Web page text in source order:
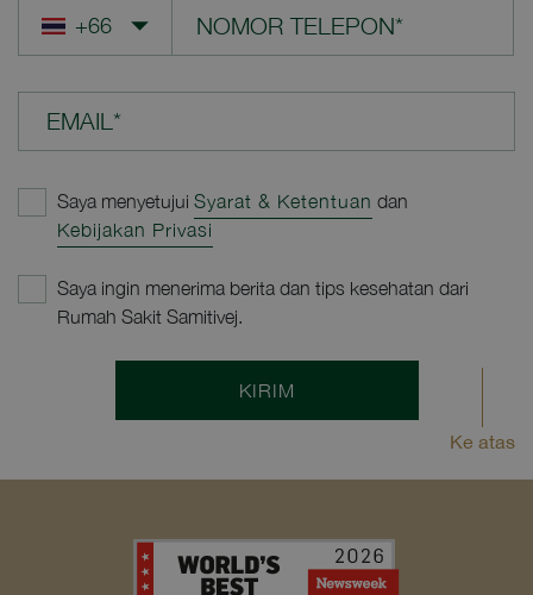
EMAIL*
Saya menyetujui Syarat & Ketentuan dan
Kebijakan Privasi
Saya ingin menerima berita dan tips kesehatan dari
Rumah Sakit Samitivej.
KIRIM
Ke atas